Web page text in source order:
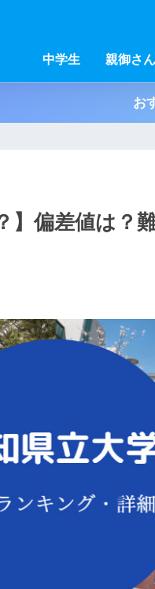
中学生 親御さん
お
】偏差値は？